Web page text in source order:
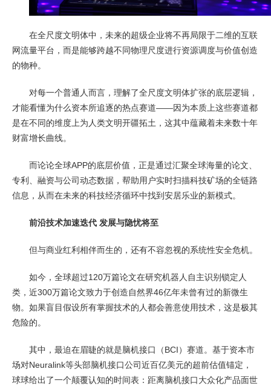
在全尺度文明体中，未来的超级企业将不再局限于二维的互联
网流量平台，而是能够跨越不同物理尺度进行资源调度与价值创造
的物种。
对每一个普通人而言，理解了全尺度文明体扩张的底层逻辑，
才能看懂为什么资本所追逐的热点赛道——因为本质上这些赛道都
是在不同的维度上为人类文明开疆拓土，这其中蕴藏着未来数十年
财富增长曲线。
而论论全球APP的底层价值，正是通过汇聚全球海量的论文、
专利、融资与公司动态数据，帮助用户实时扫描科技矿场的全链路
信息，从而在未来的科技经济循环中找到安居乐业的新模式。
前沿技术加速迭代 发展与隐忧将至
但与商业红利相伴而生的，还有不容忽视的系统性安全危机。
如今，全球超过120万篇论文在研究机器人自主识别锁定人
类，近300万篇论文致力于创造自然界46亿年未曾有过的新微生
物。如果盲目假设所有掌握技术的人都会善意使用技术，这是极其
危险的。
其中，最迫在眉睫的就是脑机接口（BCI）赛道。基于资本市
场对Neuralink等头部脑机接口公司近百亿美元的超前估值锚定，
球球给出了一个颠覆认知的时间表：距离脑机接口大众化产品面世